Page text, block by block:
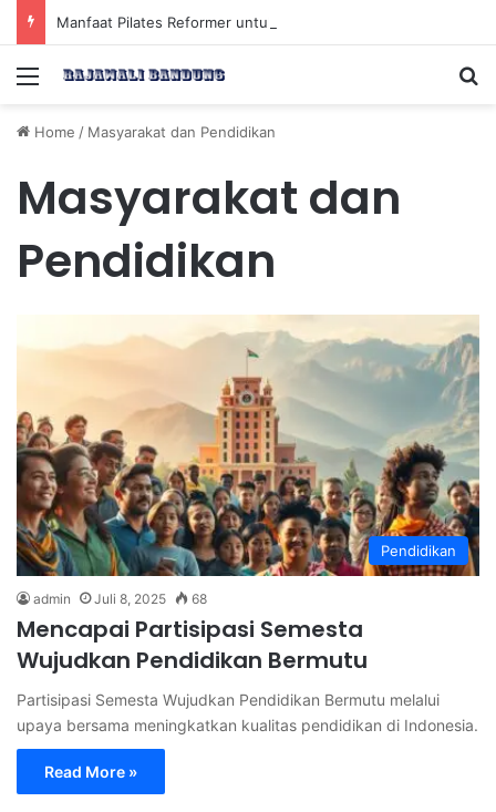
Menu
Home / Masyarakat dan Pendidikan
Masyarakat dan
Pendidikan
Pendidikan
admin Juli 8, 2025 68
Mencapai Partisipasi Semesta
Wujudkan Pendidikan Bermutu
Partisipasi Semesta Wujudkan Pendidikan Bermutu melalui
upaya bersama meningkatkan kualitas pendidikan di Indonesia.
Read More »